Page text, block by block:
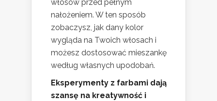
włosów przed pełnym
nałożeniem. W ten sposób
zobaczysz, jak dany kolor
wygląda na Twoich włosach i
możesz dostosować mieszankę
według własnych upodobań.
Eksperymenty z farbami dają
szansę na kreatywność i